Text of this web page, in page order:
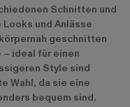
Schnitten und
und Anlässe
geschnitten
ideal für einen
Style sind
Wahl, da sie eine
bequem sind.